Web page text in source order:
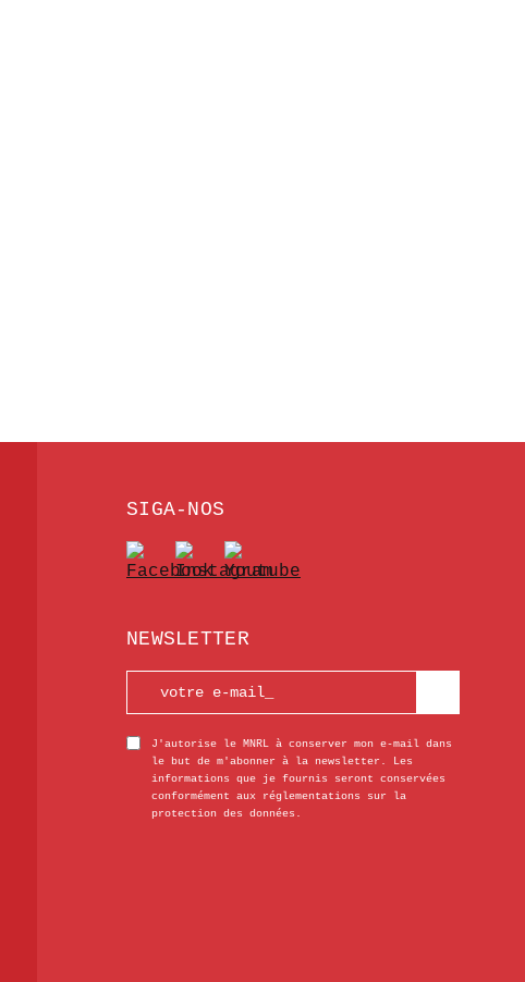
SIGA-NOS
NEWSLETTER
J'autorise le MNRL à conserver mon e-mail dans
le but de m'abonner à la newsletter. Les
informations que je fournis seront conservées
conformément aux réglementations sur la
protection des données.